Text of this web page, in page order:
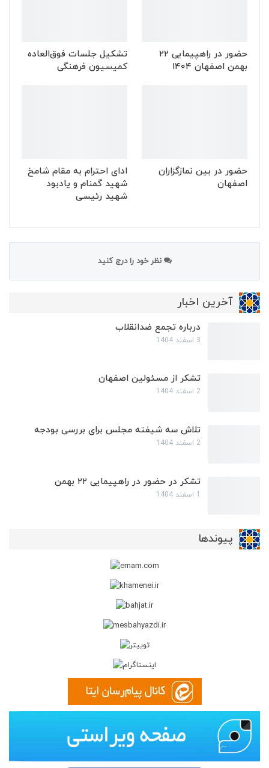
حضور در راهپیمایی ۲۲
بهمن اصفهان ۱۴۰۴
تشکیل جلسات فوق‌العاده
کمیسیون فرهنگی
حضور در بین نمازگزاران
اصفهان
ادای احترام به مقام شامخ
شهید گمنام و یادبود
شهید رئیسی
نظر خود را درج کنید
آخرین اخبار
درباره تجمع ضدانقلاب
3 اسفند 1404
تشکر از مسئولین اصفهان
2 اسفند 1404
تلاش سه شیفته مجلس برای بررسی بودجه
2 اسفند 1404
تشکر در حضور در راهپیمایی ۲۲ بهمن
1 اسفند 1404
پیوندها